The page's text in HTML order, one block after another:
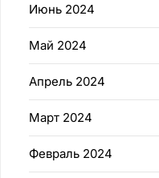
Июнь 2024
Май 2024
Апрель 2024
Март 2024
Февраль 2024